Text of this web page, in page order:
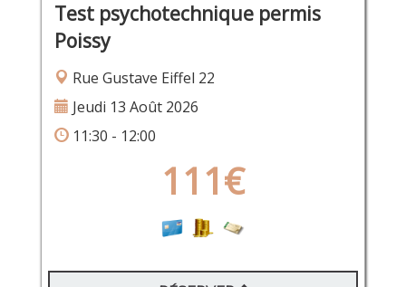
Test psychotechnique permis
Poissy
Rue Gustave Eiffel 22
Jeudi 13 Août 2026
11:30 - 12:00
111€